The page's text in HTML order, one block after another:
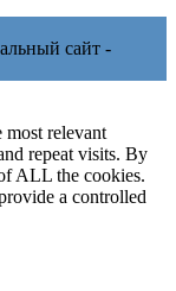
сайт -
most relevant
repeat visits. By
ALL the cookies.
a controlled